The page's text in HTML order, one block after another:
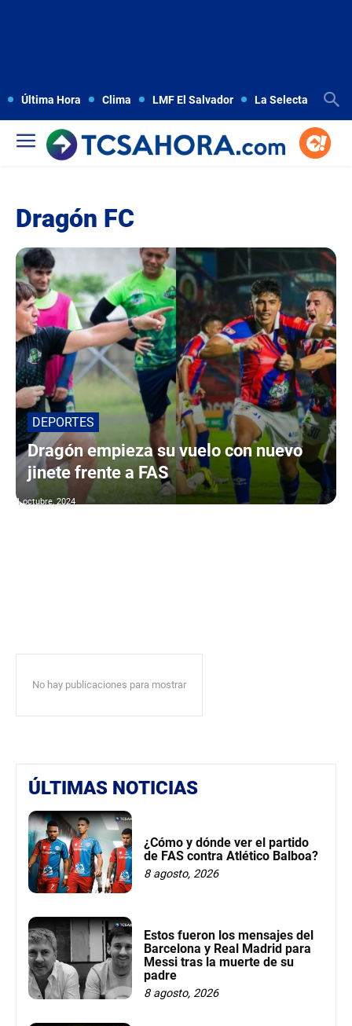
Última Hora Clima LMF El Salvador La Selecta
Dragón FC
DEPORTES
Dragón empieza su vuelo con nuevo
jinete frente a FAS
1 octubre, 2024
No hay publicaciones para mostrar
ÚLTIMAS NOTICIAS
¿Cómo y dónde ver el partido
de FAS contra Atlético Balboa?
8 agosto, 2026
Estos fueron los mensajes del
Barcelona y Real Madrid para
Messi tras la muerte de su
padre
8 agosto, 2026